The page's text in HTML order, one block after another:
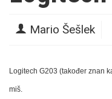
Mario Šešlek
Logitech G203 (također znan
miš.